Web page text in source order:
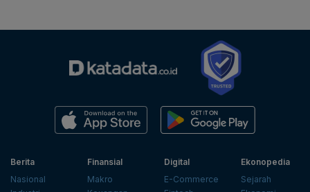
Berita
Nasional
Finansial
Makro
Digital
E-Commerce
Ekonopedia
Sejarah